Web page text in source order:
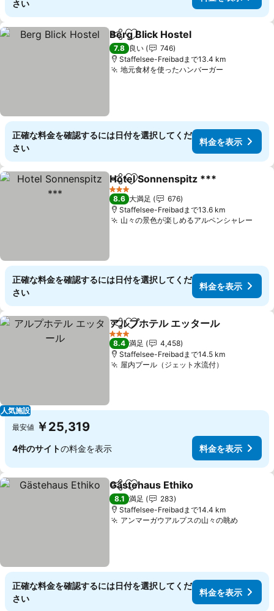
さい
シェアお気に入りに追加
Berg Blick Hostel
7.8 良い
746
Staffelsee-Freibadまで13.4 km
地元食材を使ったハンバーガー
正確な料金を確認するには日付を選択してくだ
さい
料金を表示
シェアお気に入りに追加
Hotel Sonnenspitz ***
3 ホテルのランク
8.6 大満足
676
Staffelsee-Freibadまで13.6 km
山々の景色が楽しめるアルペンシャレー
正確な料金を確認するには日付を選択してくだ
さい
料金を表示
人気施設
シェアお気に入りに追加
アルプホテル エッタール
3 ホテルのランク
8.4 満足
4,458
Staffelsee-Freibadまで14.5 km
屋内プール（ジェット水流付）
最安値 ￥25,319
4件のサイトの料金を表示 料金を表示
シェアお気に入りに追加
Gästehaus Ethiko
8.1 満足
283
Staffelsee-Freibadまで14.4 km
アンマーガウアルプスの山々の眺め
正確な料金を確認するには日付を選択してくだ
さい
料金を表示